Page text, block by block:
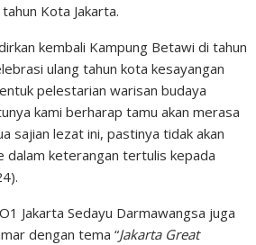
Kota Jakarta.
kembali Kampung Betawi di tahun
ulang tahun kota kesayangan
pelestarian warisan budaya
kami berharap tamu akan merasa
sajian lezat ini, pastinya tidak akan
dalam keterangan tertulis kepada
Jakarta Sedayu Darmawangsa juga
dengan tema “Jakarta Great